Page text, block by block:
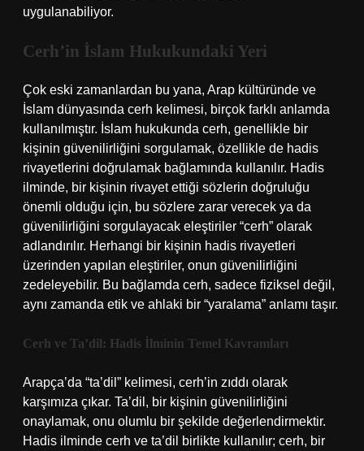
uygulanabiliyor.
Cerh’in İslam Hukukundaki Yeri
Çok eski zamanlardan bu yana, Arap kültüründe ve
İslam dünyasında cerh kelimesi, birçok farklı anlamda
kullanılmıştır. İslam hukukunda cerh, genellikle bir
kişinin güvenilirliğini sorgulamak, özellikle de hadis
rivayetlerini doğrulamak bağlamında kullanılır. Hadis
ilminde, bir kişinin rivayet ettiği sözlerin doğruluğu
önemli olduğu için, bu sözlere zarar verecek ya da
güvenilirliğini sorgulayacak eleştiriler “cerh” olarak
adlandırılır. Herhangi bir kişinin hadis rivayetleri
üzerinden yapılan eleştiriler, onun güvenilirliğini
zedeleyebilir. Bu bağlamda cerh, sadece fiziksel değil,
aynı zamanda etik ve ahlaki bir “yaralama” anlamı taşır.
Cerh ve Ta’dil: Hadis İlminin Temel Kavramları
Arapça’da “ta’dil” kelimesi, cerh’in zıddı olarak
karşımıza çıkar. Ta’dil, bir kişinin güvenilirliğini
onaylamak, onu olumlu bir şekilde değerlendirmektir.
Hadis ilminde cerh ve ta’dil birlikte kullanılır; cerh, bir